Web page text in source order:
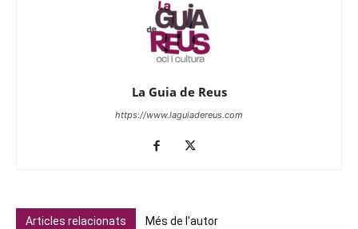
La Guia de Reus
https://www.laguiadereus.com
Articles relacionats Més de l'autor